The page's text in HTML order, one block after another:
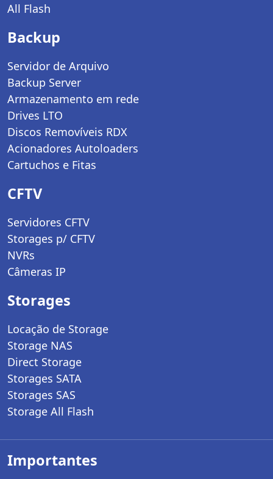
All Flash
Backup
Servidor de Arquivo
Backup Server
Armazenamento em rede
Drives LTO
Discos Removíveis RDX
Acionadores Autoloaders
Cartuchos e Fitas
CFTV
Servidores CFTV
Storages p/ CFTV
NVRs
Câmeras IP
Storages
Locação de Storage
Storage NAS
Direct Storage
Storages SATA
Storages SAS
Storage All Flash
Importantes